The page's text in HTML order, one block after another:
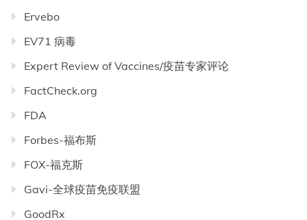
Ervebo
EV71 病毒
Expert Review of Vaccines/疫苗专家评论
FactCheck.org
FDA
Forbes-福布斯
FOX-福克斯
Gavi-全球疫苗免疫联盟
GoodRx